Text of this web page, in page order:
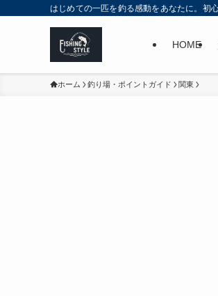
はじめての一匹を釣る感動をあなたに。初
HOME
ホーム 釣り場・ポイントガイド 関東